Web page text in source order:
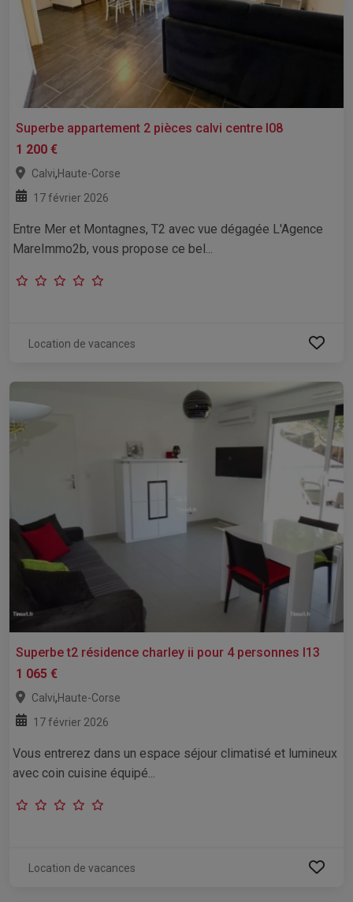
Superbe appartement 2 pièces calvi centre l08
1 200 €
Calvi,Haute-Corse
17 février 2026
Entre Mer et Montagnes, T2 avec vue dégagée L'Agence
MareImmo2b, vous propose ce bel...
Location de vacances
Superbe t2 résidence charley ii pour 4 personnes l13
1 065 €
Calvi,Haute-Corse
17 février 2026
Vous entrerez dans un espace séjour climatisé et lumineux
avec coin cuisine équipé...
Location de vacances